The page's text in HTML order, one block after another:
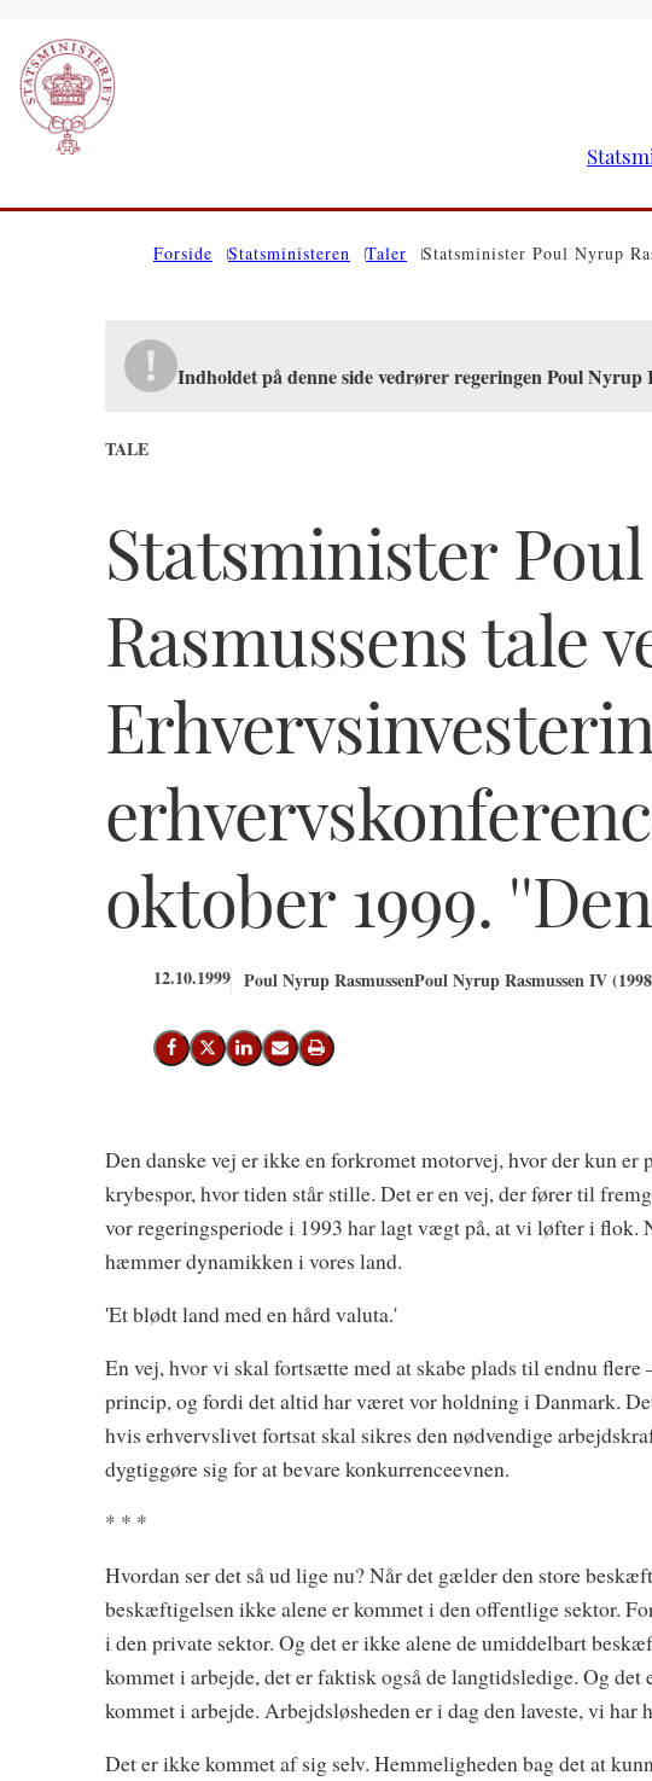
Forside Statsministeren Taler Statsminister Poul Nyrup
Indholdet på denne side vedrører regeringen Poul Nyrup
TALE
Statsminister
Rasmussens tale
oktober 1999.
12.10.1999 Poul Nyrup RasmussenPoul Nyrup Rasmussen IV
Del på Facebook
Del på X (Twitter)
Del på LinkedIn
Send email
Print
Den danske vej er ikke en forkromet motorvej, hvor der kun
krybespor, hvor tiden står stille. Det er en vej, der fører til
vor regeringsperiode i 1993 har lagt vægt på, at vi løfter i flok.
hæmmer dynamikken i vores land.
'Et blødt land med en hård valuta.'
En vej, hvor vi skal fortsætte med at skabe plads til endnu
princip, og fordi det altid har været vor holdning i Danmark.
hvis erhvervslivet fortsat skal sikres den nødvendige
dygtiggøre sig for at bevare konkurrenceevnen.
* * *
Hvordan ser det så ud lige nu? Når det gælder den store
beskæftigelsen ikke alene er kommet i den offentlige sektor.
i den private sektor. Og det er ikke alene de umiddelbart
kommet i arbejde, det er faktisk også de langtidsledige. Og det
kommet i arbejde. Arbejdsløsheden er i dag den laveste, vi har
Det er ikke kommet af sig selv. Hemmeligheden bag det at